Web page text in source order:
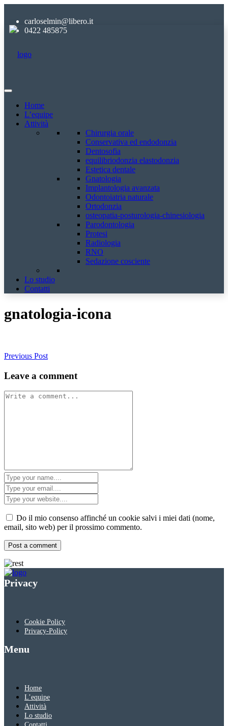
carloselmin@libero.it
0422 485875
Home
L’equipe
Attività
Chirurgia orale
Conservativa ed endodonzia
Dentosofia
equilibriodonzia elastodonzia
Estetica dentale
Gnatologia
Implantologia avanzata
Odontoiatria naturale
Ortodonzia
osteopatia-posturologia-chinesiologia
Parodontologia
Protesi
Radiologia
RNO
Sedazione cosciente
Lo studio
Contatti
gnatologia-icona
Previous Post
Leave a comment
Do il mio consenso affinché un cookie salvi i miei dati (nome,
email, sito web) per il prossimo commento.
Privacy
Cookie Policy
Privacy-Policy
Menu
Home
L’equipe
Attività
Lo studio